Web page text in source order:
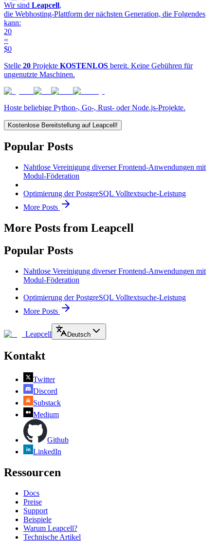
Wir sind Leapcell,
die Webhosting-Plattform der nächsten Generation, die Folgendes
kann:
20
=
$0
Stelle 20 Projekte KOSTENLOS bereit. Keine Gebühren für
ungenutzte Maschinen.
Hoste beliebige Python-, Go-, Rust- oder Node.js-Projekte.
Kostenlose Bereitstellung auf Leapcell!
Popular Posts
Nahtlose Vereinigung diverser Frontend-Anwendungen mit
Modul-Föderation
Optimierung der PostgreSQL Volltextsuche-Leistung
More Posts
More Posts from Leapcell
Popular Posts
Nahtlose Vereinigung diverser Frontend-Anwendungen mit
Modul-Föderation
Optimierung der PostgreSQL Volltextsuche-Leistung
More Posts
Leapcell Deutsch
Kontakt
Twitter
Discord
Substack
Medium
Github
LinkedIn
Ressourcen
Docs
Preise
Support
Beispiele
Warum Leapcell?
Technische Artikel